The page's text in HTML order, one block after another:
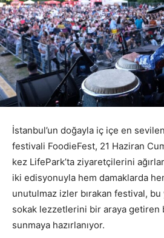
İstanbul’un doğayla iç içe en
festivali FoodieFest, 21 Haziran
kez LifePark’ta ziyaretçilerini
iki edisyonuyla hem damaklarda
unutulmaz izler bırakan festival, bu
sokak lezzetlerini bir araya getiren
sunmaya hazırlanıyor.